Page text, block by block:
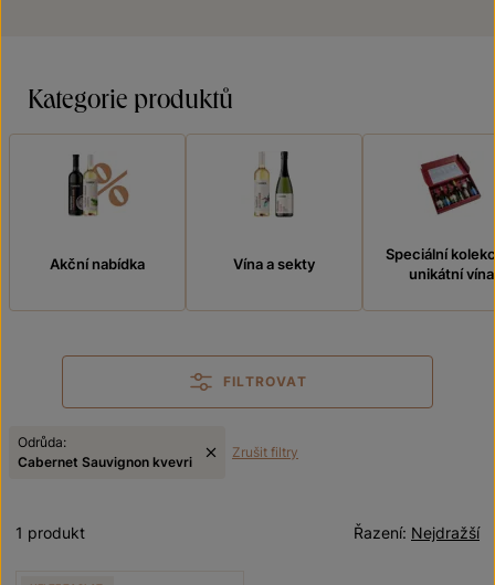
Kategorie produktů
Akční nabídka Vína a sekty
Speciální
unikátní vína
FILTROVAT
Odrůda:
Cabernet Sauvignon kvevri
Zrušit filtry
Nejdražší
Řazení:
1 produkt